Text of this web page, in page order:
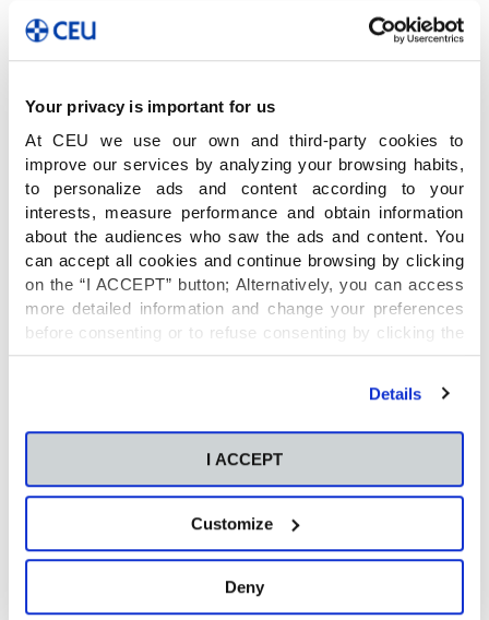
Your privacy is important for us
At CEU we use our own and third-party cookies to
improve our services by analyzing your browsing habits,
to personalize ads and content according to your
interests, measure performance and obtain information
about the audiences who saw the ads and content. You
can accept all cookies and continue browsing by clicking
on the “I ACCEPT” button; Alternatively, you can access
more detailed information and change your preferences
before consenting or to refuse consenting by clicking the
"Personalize" button. For more information you can visit
Details
I ACCEPT
Customize
Deny
demás; y que no saben gestionar el aburrimiento
ni qué hacer si no hay algo organizado.
El juego, ¿la mejor
extraescolar para los
niños?
Pero jugar no es una pérdida de tiempo. Es la
mejor herramienta de aprendizaje en los niños.
El juego fomenta las relaciones con uno mismo y
con los demás y permite asimilar los
las normas sociales, a compartir y entender la
gestionar la frustracióny a demorar la
de sus habilidades motoras. Una niña que juega
con plastilina a hacer figuritas está desarrollando
creatividad, atención plena y motricidad. Unos
niños que juegan a representar misiones de